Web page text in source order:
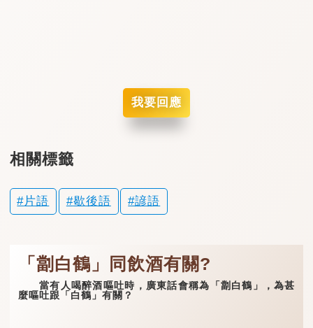
我要回應
相關標籤
片語 歇後語 諺語
「劏白鶴」同飲酒有關?
當有人喝醉酒嘔吐時，廣東話會稱為「劏白鶴」，為甚
麼嘔吐跟「白鶴」有關？